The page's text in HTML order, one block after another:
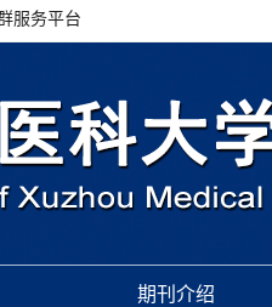
服务平台
期刊介绍